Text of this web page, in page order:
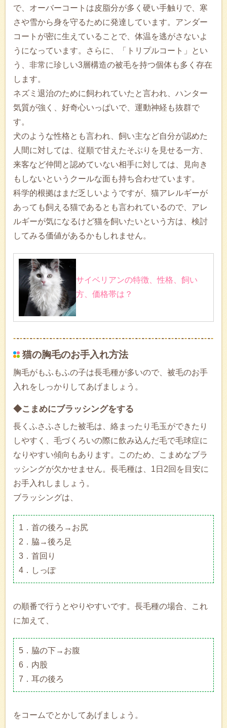
で、オーバーコートは皮脂分が多く硬い手触りで、寒
さや雪から身を守るために発達しています。アンダー
コートが密に生えていることで、体温を逃がさないよ
うになっています。さらに、「トリプルコート」とい
う、非常に珍しい3層構造の被毛を持つ個体も多く存在
します。
ネズミ退治のために飼われていたと言われ、ハンター
気質が強く、好奇心いっぱいで、運動神経も抜群で
す。
犬のような性格とも言われ、飼い主など自分が認めた
人間に対しては、従順で甘えたそぶりを見せる一方、
来客など仲間と認めていない相手に対しては、見向き
もしないというクールな面も持ち合わせています。
科学的根拠はまだ乏しいようですが、猫アレルギーが
あっても飼える猫であるとも言われているので、アレ
ルギーが気になるけど猫を飼いたいという方は、検討
してみる価値があるかもしれません。
サイベリアンの特徴、性格、飼い
方、価格帯は？
猫の胸毛のお手入れ方法
胸毛がもふもふの子は長毛種が多いので、被毛のお手
入れをしっかりしてあげましょう。
◆こまめにブラッシングをする
長くふさふさした被毛は、絡まったり毛玉ができたり
しやすく、毛づくろいの際に飲み込んだ毛で毛球症に
なりやすい傾向もあります。このため、こまめなブラ
ッシングが欠かせません。長毛種は、1日2回を目安に
お手入れしましょう。
ブラッシングは、
1．首の後ろ→お尻
2．脇→後ろ足
3．首回り
4．しっぽ
の順番で行うとやりやすいです。長毛種の場合、これ
に加えて、
5．脇の下→お腹
6．内股
7．耳の後ろ
をコームでとかしてあげましょう。